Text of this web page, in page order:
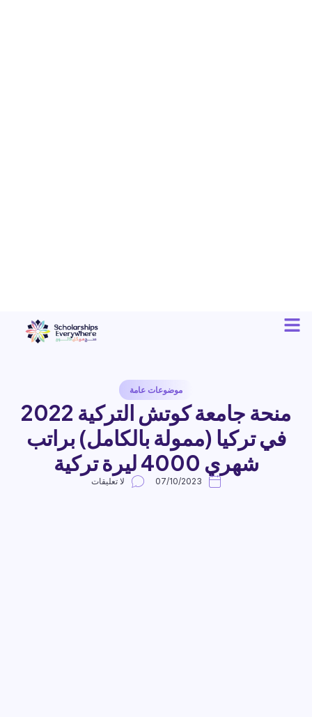
موضوعات عامة
منحة جامعة كوتش التركية 2022
في تركيا (ممولة بالكامل) براتب
شهري 4000 ليرة تركية
07/10/2023 لا تعليقات